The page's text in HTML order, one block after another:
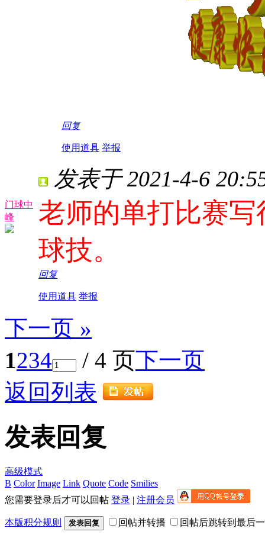
回复
使用道具 举报
门球中
峰
发表于 2021-4-6
老师的单打比赛
球技。
回复
使用道具 举报
下一页 »
1234 / 4 页下一页
返回列表
发表回复
高级模式
B Color Image Link Quote Code Smilies
您需要登录后才可以回帖 登录 | 注册会员
本版积分规则 发表回复 回帖并转播 回帖后跳转到最后